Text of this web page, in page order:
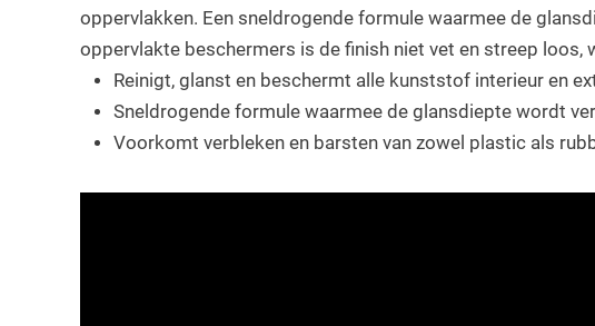
oppervlakken. Een sneldrogende formule waarmee de
oppervlakte beschermers is de finish niet vet en streep
Reinigt, glanst en beschermt alle kunststof interieur en
Sneldrogende formule waarmee de glansdiepte wordt
Voorkomt verbleken en barsten van zowel plastic als